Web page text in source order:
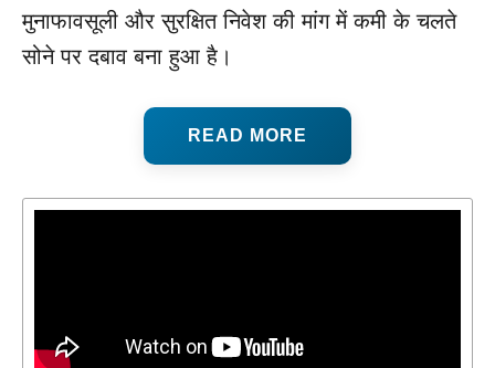
मुनाफावसूली और सुरक्षित निवेश की मांग में कमी के चलते
सोने पर दबाव बना हुआ है।
READ MORE